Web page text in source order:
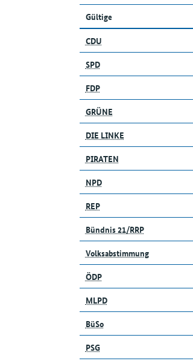
Gültige
CDU
SPD
FDP
GRÜNE
DIE LINKE
PIRATEN
NPD
REP
Bündnis 21/RRP
Volksabstimmung
ÖDP
MLPD
BüSo
PSG